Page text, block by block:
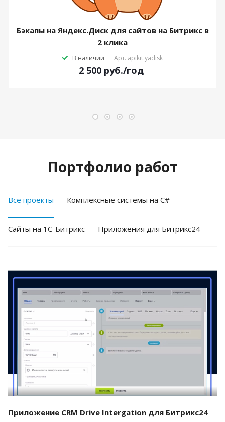
Бэкапы на Яндекс.Диск для сайтов на Битрикс в
2 клика
В наличии Арт. apikit.yadisk
2 500 руб./год
Портфолио работ
Все проекты Комплексные системы на C#
Cайты на 1С-Битрикс Приложения для Битрикс24
Смотреть проект
Приложение CRM Drive Intergation для Битрикс24